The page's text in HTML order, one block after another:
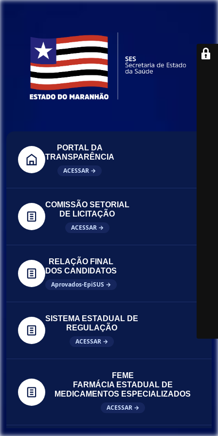
PORTAL DA
TRANSPARÊNCIA
ACESSAR →
COMISSÃO SETORIAL
DE LICITAÇÃO
ACESSAR →
RELAÇÃO FINAL
DOS CANDIDATOS
Aprovados-EpiSUS →
SISTEMA ESTADUAL DE
REGULAÇÃO
ACESSAR →
FEME
FARMÁCIA ESTADUAL DE
MEDICAMENTOS ESPECIALIZADOS
ACESSAR →